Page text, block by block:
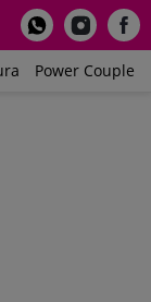
Power Couple